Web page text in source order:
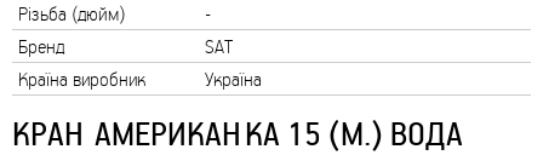
Різьба (дюйм)
-
Бренд
SAT
Країна виробник
Україна
КРАН АМЕРИКАНКА 15 (М.) ВОДА